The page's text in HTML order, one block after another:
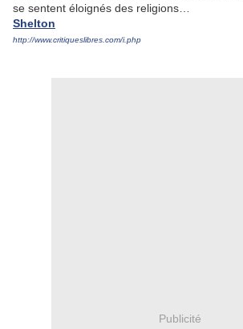
se sentent éloignés des religions…
Shelton
http://www.critiqueslibres.com/i.php
Publicité